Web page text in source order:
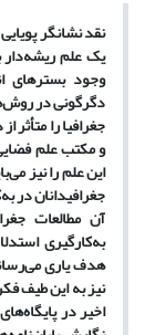
نقد نشانگر
وجود بسترهای
دگرگونی در
جغرافیا را
و مکتب علم
این علم را نیز
جغرافیدانان در
آن مطالعات
به‌کارگیری
هدف یاری
نیز به این طیف
اخیر در